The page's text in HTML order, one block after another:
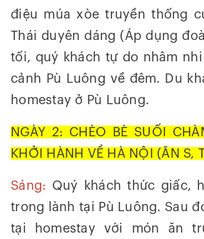
điệu múa xòe truyền thống
Thái duyên dáng (Áp dụng
tối, quý khách tự do nhâm
cảnh Pù Luông về đêm. Du
homestay ở Pù Luông.
NGÀY 2: CHÈO BÈ SUỐI
KHỞI HÀNH VỀ HÀ NỘI (ĂN S,
Sáng: Quý khách thức giấc,
trong lành tại Pù Luông. Sau
tại homestay với món ăn